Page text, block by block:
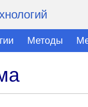
Методы